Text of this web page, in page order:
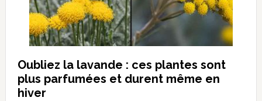
Oubliez la lavande : ces plantes sont
plus parfumées et durent même en
hiver